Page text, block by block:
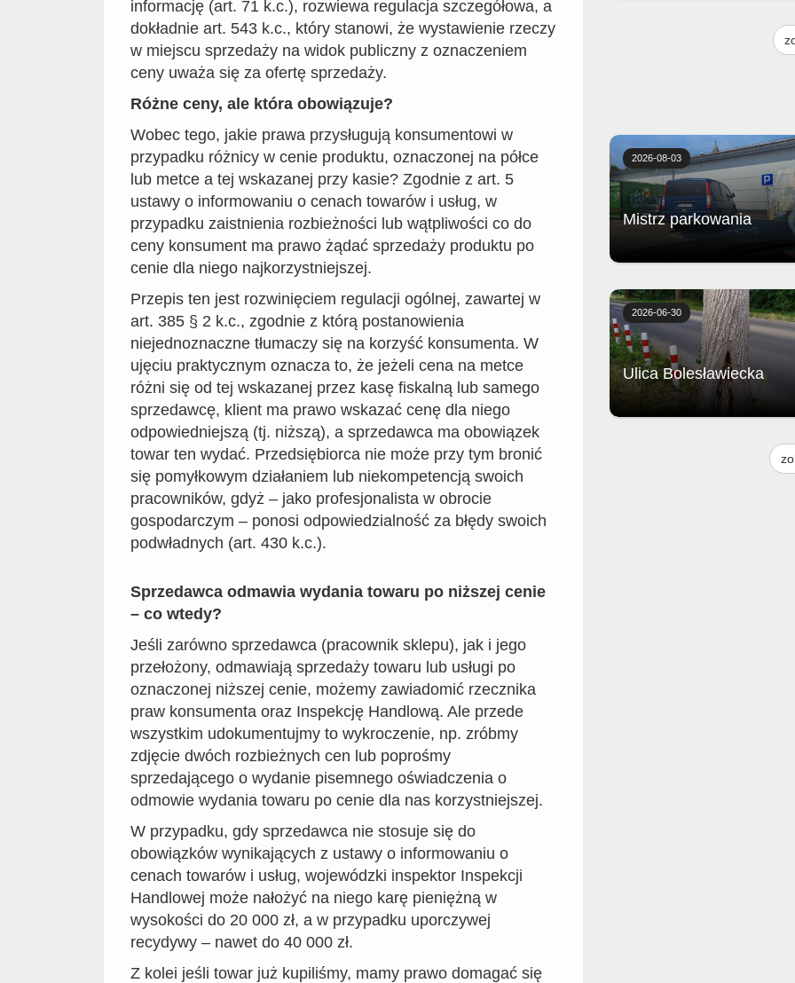
informację (art. 71 k.c.), rozwiewa regulacja szczegółowa, a
dokładnie art. 543 k.c., który stanowi, że wystawienie rzeczy
w miejscu sprzedaży na widok publiczny z oznaczeniem
ceny uważa się za ofertę sprzedaży.
Różne ceny, ale która obowiązuje?
Wobec tego, jakie prawa przysługują konsumentowi w
przypadku różnicy w cenie produktu, oznaczonej na półce
lub metce a tej wskazanej przy kasie? Zgodnie z art. 5
ustawy o informowaniu o cenach towarów i usług, w
przypadku zaistnienia rozbieżności lub wątpliwości co do
ceny konsument ma prawo żądać sprzedaży produktu po
cenie dla niego najkorzystniejszej.
Przepis ten jest rozwinięciem regulacji ogólnej, zawartej w
art. 385 § 2 k.c., zgodnie z którą postanowienia
niejednoznaczne tłumaczy się na korzyść konsumenta. W
ujęciu praktycznym oznacza to, że jeżeli cena na metce
różni się od tej wskazanej przez kasę fiskalną lub samego
sprzedawcę, klient ma prawo wskazać cenę dla niego
odpowiedniejszą (tj. niższą), a sprzedawca ma obowiązek
towar ten wydać. Przedsiębiorca nie może przy tym bronić
się pomyłkowym działaniem lub niekompetencją swoich
pracowników, gdyż – jako profesjonalista w obrocie
gospodarczym – ponosi odpowiedzialność za błędy swoich
podwładnych (art. 430 k.c.).
Sprzedawca odmawia wydania towaru po niższej cenie
– co wtedy?
Jeśli zarówno sprzedawca (pracownik sklepu), jak i jego
przełożony, odmawiają sprzedaży towaru lub usługi po
oznaczonej niższej cenie, możemy zawiadomić rzecznika
praw konsumenta oraz Inspekcję Handlową. Ale przede
wszystkim udokumentujmy to wykroczenie, np. zróbmy
zdjęcie dwóch rozbieżnych cen lub poprośmy
sprzedającego o wydanie pisemnego oświadczenia o
odmowie wydania towaru po cenie dla nas korzystniejszej.
W przypadku, gdy sprzedawca nie stosuje się do
obowiązków wynikających z ustawy o informowaniu o
cenach towarów i usług, wojewódzki inspektor Inspekcji
Handlowej może nałożyć na niego karę pieniężną w
wysokości do 20 000 zł, a w przypadku uporczywej
recydywy – nawet do 40 000 zł.
Z kolei jeśli towar już kupiliśmy, mamy prawo domagać się
frytkami, chrzanem, musztardą i
Mistrz parkowania
2026-08-03
Ulica Bolesławiecka
jest do usunięcia. Praktycznie
środku i pochylone na jezdnię.
2026-06-30